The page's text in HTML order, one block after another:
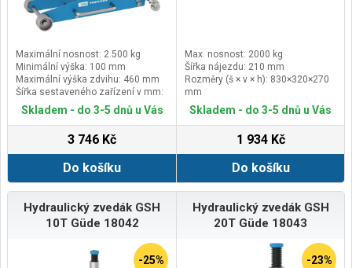
Maximální nosnost: 2.500 kg
Minimální výška: 100 mm
Maximální výška zdvihu: 460 mm
Šířka sestaveného zařízení v mm:
300
Skladem - do 3-5 dnů u Vás
3 746 Kč
Do košíku
Max. nosnost: 2000 kg
Šířka nájezdu: 210 mm
Rozměry (š × v × h): 830×320×270
mm
Hmotnost: 1ks - 5,2 kg
Skladem - do 3-5 dnů u Vás
1 934 Kč
Do košíku
Hydraulický zvedák GSH
10T Güde 18042
-25%
Hydraulický zvedák GSH
20T Güde 18043
-23%